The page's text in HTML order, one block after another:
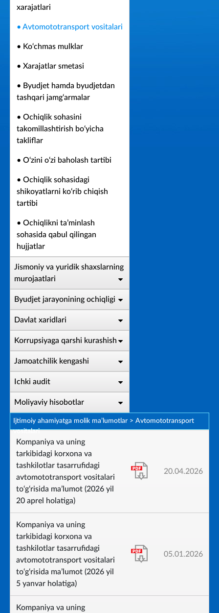
xarajatlari
• Avtomototransport vositalari
• Ko‘chmas mulklar
• Xarajatlar smetasi
• Byudjet hamda byudjetdan
tashqari jamg‘armalar
• Ochiqlik sohasini
takomillashtirish bo‘yicha
takliflar
• O‘zini o‘zi baholash tartibi
• Ochiqlik sohasidagi
shikoyatlarni ko‘rib chiqish
tartibi
• Ochiqlikni ta’minlash
sohasida qabul qilingan
hujjatlar
Jismoniy va yuridik shaxslarning
murojaatlari
Byudjet jarayonining ochiqligi
Davlat xaridlari
Korrupsiyaga qarshi kurashish
Jamoatchilik kengashi
Ichki audit
Moliyaviy hisobotlar
Ijtimoiy ahamiyatga molik ma’lumotlar > Avtomototransport
vositalari
Kompaniya va uning
tarkibidagi korxona va
tashkilotlar tasarrufidagi
avtomototransport vositalari
to‘g‘risida ma’lumot (2026 yil
20 aprel holatiga)
20.04.2026
Kompaniya va uning
tarkibidagi korxona va
tashkilotlar tasarrufidagi
avtomototransport vositalari
to‘g‘risida ma’lumot (2026 yil
5 yanvar holatiga)
05.01.2026
Kompaniya va uning